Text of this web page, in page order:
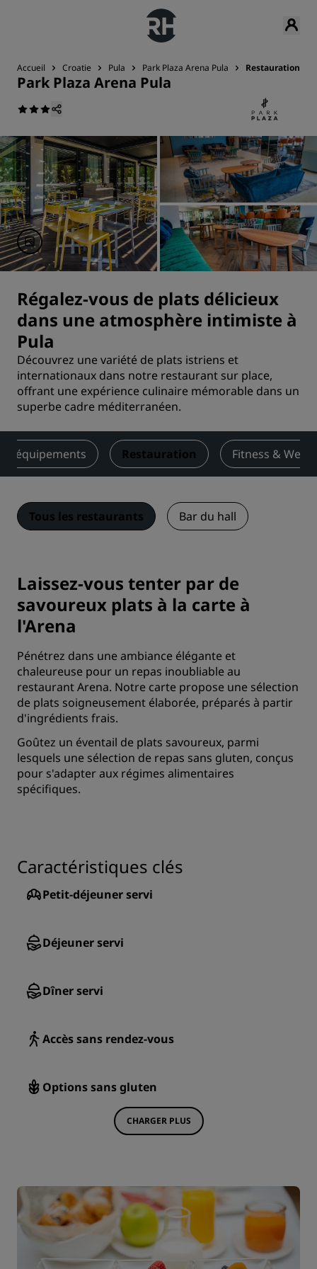
Accueil Croatie Pula Park Plaza Arena Pula Restauration
Park Plaza Arena Pula
Régalez-vous de plats délicieux
dans une atmosphère intimiste à
Pula
Découvrez une variété de plats istriens et
internationaux dans notre restaurant sur place,
offrant une expérience culinaire mémorable dans un
superbe cadre méditerranéen.
et équipements Restauration Fitness &
Tous les restaurants Bar du hall
Laissez-vous tenter par de
savoureux plats à la carte à
l'Arena
Pénétrez dans une ambiance élégante et
chaleureuse pour un repas inoubliable au
restaurant Arena. Notre carte propose une sélection
de plats soigneusement élaborée, préparés à partir
d'ingrédients frais.
Goûtez un éventail de plats savoureux, parmi
lesquels une sélection de repas sans gluten, conçus
pour s'adapter aux régimes alimentaires
spécifiques.
Caractéristiques clés
Petit-déjeuner servi
Déjeuner servi
Dîner servi
Accès sans rendez-vous
Options sans gluten
CHARGER PLUS